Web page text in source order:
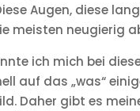
Augen, diese
meisten neugierig
ich mich bei
auf das „was“
Daher gibt es